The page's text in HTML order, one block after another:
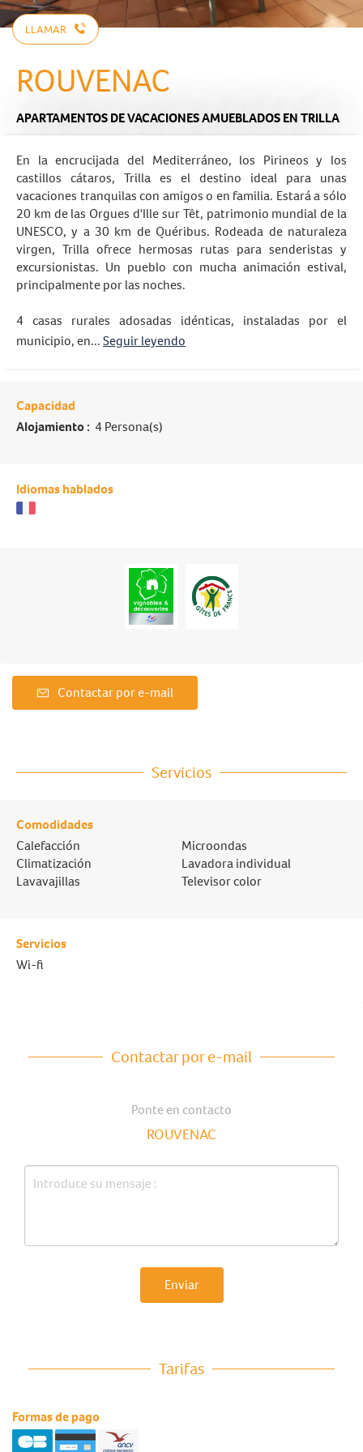
LLAMAR
ROUVENAC
APARTAMENTOS DE VACACIONES AMUEBLADOSEN TRILLA
En la encrucijada del Mediterráneo, los Pirineos y los
castillos cátaros, Trilla es el destino ideal para unas
vacaciones tranquilas con amigos o en familia. Estará a sólo
20 km de las Orgues d'Ille sur Têt, patrimonio mundial de la
UNESCO, y a 30 km de Quéribus. Rodeada de naturaleza
virgen, Trilla ofrece hermosas rutas para senderistas y
excursionistas. Un pueblo con mucha animación estival,
principalmente por las noches.
4 casas rurales adosadas idénticas, instaladas por el
municipio, en...Seguir leyendo
Capacidad
Alojamiento : 4 Persona(s)
Idiomas hablados
Contactar por e-mail
Servicios
Comodidades
Calefacción
Climatización
Lavavajillas
Microondas
Lavadora individual
Televisor color
Servicios
Wi-fi
Contactar por e-mail
Ponte en contacto
ROUVENAC
Enviar
Tarifas
Formas de pago